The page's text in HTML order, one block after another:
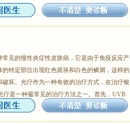
见的慢性炎症性皮肤病，它是由于免疫反应产
特定部位出现红色斑块和白色的鳞屑，这样的
坏。光疗作为一种有效的治疗方式，在治疗银
疗是一种最常见的治疗方法之一。首先，UVB